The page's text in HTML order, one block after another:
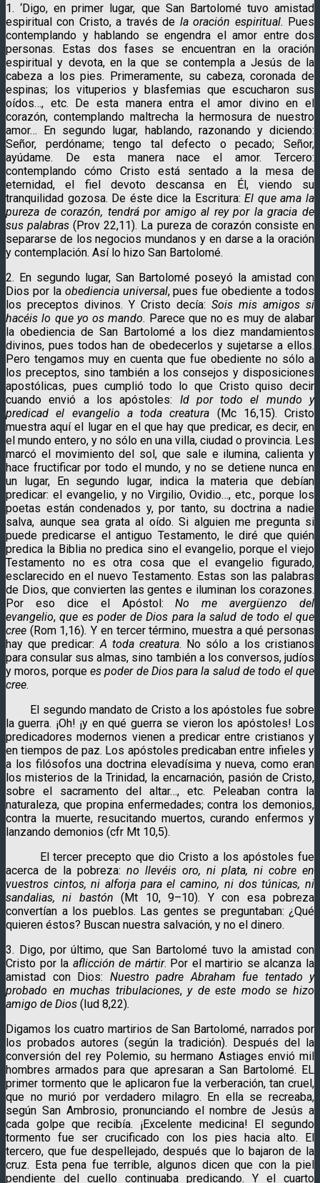
1. ‘Digo, en primer lugar, que San Bartolomé tuvo amistad
espiritual con Cristo, a través de la oración espiritual. Pues
contemplando y hablando se engendra el amor entre dos
personas. Estas dos fases se encuentran en la oración
espiritual y devota, en la que se contempla a Jesús de la
cabeza a los pies. Primeramente, su cabeza, coronada de
espinas; los vituperios y blasfemias que escucharon sus
oídos…, etc. De esta manera entra el amor divino en el
corazón, contemplando maltrecha la hermosura de nuestro
amor… En segundo lugar, hablando, razonando y diciendo:
Señor, perdóname; tengo tal defecto o pecado; Señor,
ayúdame. De esta manera nace el amor. Tercero:
contemplando cómo Cristo está sentado a la mesa de
eternidad, el fiel devoto descansa en Él, viendo su
tranquilidad gozosa. De éste dice la Escritura:El que ama la
pureza de corazón, tendrá por amigo al rey por la gracia de
sus palabras (Prov 22,11). La pureza de corazón consiste en
separarse de los negocios mundanos y en darse a la oración
y contemplación. Así lo hizo San Bartolomé.
2. En segundo lugar, San Bartolomé poseyó la amistad con
Dios por la obediencia universal, pues fue obediente a todos
los preceptos divinos. Y Cristo decía: Sois mis amigos si
hacéis lo que yo os mando. Parece que no es muy de alabar
la obediencia de San Bartolomé a los diez mandamientos
divinos, pues todos han de obedecerlos y sujetarse a ellos.
Pero tengamos muy en cuenta que fue obediente no sólo a
los preceptos, sino también a los consejos y disposiciones
apostólicas, pues cumplió todo lo que Cristo quiso decir
cuando envió a los apóstoles: Id por todo el mundo y
predicad el evangelio a toda creatura (Mc 16,15). Cristo
muestra aquí el lugar en el que hay que predicar, es decir, en
el mundo entero, y no sólo en una villa, ciudad o provincia. Les
marcó el movimiento del sol, que sale e ilumina, calienta y
hace fructificar por todo el mundo, y no se detiene nunca en
un lugar, En segundo lugar, indica la materia que debían
predicar: el evangelio, y no Virgilio, Ovidio…, etc., porque los
poetas están condenados y, por tanto, su doctrina a nadie
salva, aunque sea grata al oído. Si alguien me pregunta si
puede predicarse el antiguo Testamento, le diré que quién
predica la Biblia no predica sino el evangelio, porque el viejo
Testamento no es otra cosa que el evangelio figurado,
esclarecido en el nuevo Testamento. Estas son las palabras
de Dios, que convierten las gentes e iluminan los corazones.
Por
eso dice el Apóstol:No me avergüenzo del
evangelio,que es poder de Dios para la salud de todo el que
cree (Rom 1,16). Y en tercer término, muestra a qué personas
hay que predicar:A toda creatura. No sólo a los cristianos
para consular sus almas, sino también a los conversos, judíos
y moros, porque es poder de Dios para la salud de todo el que
cree.
El segundo mandato de Cristo a los apóstoles fue sobre
la guerra. ¡Oh! ¡y en qué guerra se vieron los apóstoles! Los
predicadores modernos vienen a predicar entre cristianos y
en tiempos de paz. Los apóstoles predicaban entre infieles y
a los filósofos una doctrina elevadísima y nueva, como eran
los misterios de la Trinidad, la encarnación, pasión de Cristo,
sobre el sacramento del altar…, etc. Peleaban contra la
naturaleza, que propina enfermedades; contra los demonios,
contra la muerte, resucitando muertos, curando enfermos y
lanzando demonios (cfr Mt 10,5).
El tercer precepto que dio Cristo a los apóstoles fue
acerca de la pobreza: no llevéis oro, ni plata, ni cobre en
vuestros cintos, ni alforja para el camino, ni dos túnicas, ni
sandalias, ni bastón(Mt 10, 9–10). Y con esa pobreza
convertían a los pueblos. Las gentes se preguntaban: ¿Qué
quieren éstos? Buscan nuestra salvación, y no el dinero.
3. Digo, por último, que San Bartolomé tuvo la amistad con
Cristo por la aflicción de mártir. Por el martirio se alcanza la
amistad con Dios: Nuestro padre Abraham fue tentado y
probado en muchas tribulaciones, y de este modo se hizo
amigo de Dios (Iud 8,22).
Digamos los cuatro martirios de San Bartolomé, narrados por
los probados autores (según la tradición). Después del la
conversión del rey Polemio, su hermano Astiages envió mil
hombres armados para que apresaran a San Bartolomé. EL
primer tormento que le aplicaron fue la verberación, tan cruel,
que no murió por verdadero milagro. En ella se recreaba,
según San Ambrosio, pronunciando el nombre de Jesús a
cada golpe que recibía. ¡Excelente medicina! El segundo
tormento fue ser crucificado con los pies hacia alto. El
tercero, que fue despellejado, después que lo bajaron de la
cruz. Esta pena fue terrible, algunos dicen que con la piel
pendiente del cuello continuaba predicando. Y el cuarto